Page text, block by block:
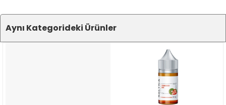
Aynı Kategorideki Ürünler